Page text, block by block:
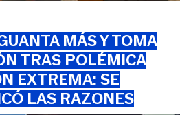
MÁS Y TOMA
TRAS POLÉMICA
EXTREMA: SE
LAS RAZONES